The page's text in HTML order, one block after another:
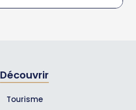
Découvrir
Tourisme